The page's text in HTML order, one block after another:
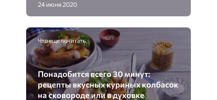
24 июня 2020
Что еще почитать
Понадобится всего 30 минут:
рецепты вкусных куриных колбасок
на сковороде или в духовке